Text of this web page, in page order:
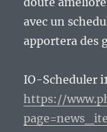
avec un
apportera des
IO-Scheduler
https://